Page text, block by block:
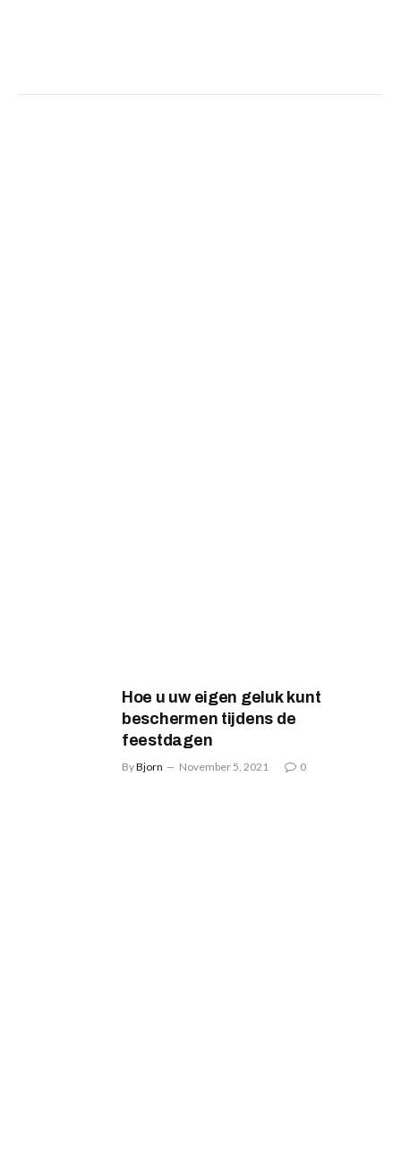
Hoe u uw eigen geluk kunt
beschermen tijdens de
feestdagen
ByBjorn November 5, 2021 0